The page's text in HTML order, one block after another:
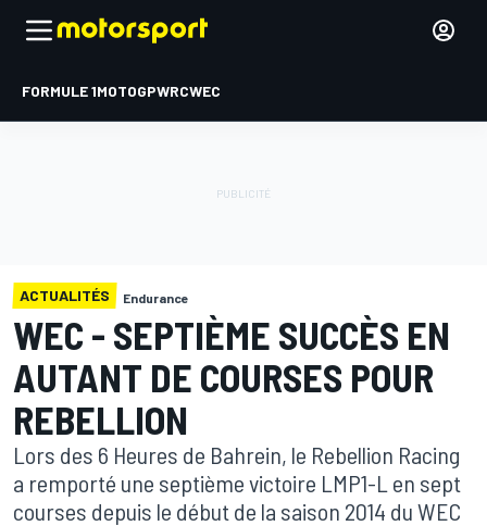
FORMULE 1MOTOGPWRCWEC
ACTUALITÉS Endurance
WEC - SEPTIÈME SUCCÈS EN
AUTANT DE COURSES POUR
REBELLION
Lors des 6 Heures de Bahrein, le Rebellion Racing
a remporté une septième victoire LMP1-L en sept
courses depuis le début de la saison 2014 du WEC